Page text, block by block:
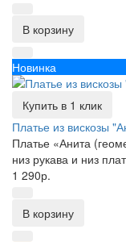
В корзину
Новинка
Купить в 1 клик
Платье из вискозы
Платье «Анита
низ рукава и низ
1 290р.
В корзину